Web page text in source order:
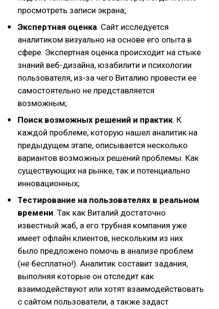
просмотреть записи экрана;
Экспертная оценка. Сайт исследуется
аналитиком визуально на основе его опыта в
сфере. Экспертная оценка происходит на стыке
знаний веб-дизайна, юзабилити и психологии
пользователя, из-за чего Виталию провести ее
самостоятельно не представляется
возможным;
Поиск возможных решений и практик. К
каждой проблеме, которую нашел аналитик на
предыдущем этапе, описывается несколько
вариантов возможных решений проблемы. Как
существующих на рынке, так и потенциально
инновационных;
Тестирование на пользователях в реальном
времени. Так как Виталий достаточно
известный жаб, а его трубная компания уже
имеет офлайн клиентов, нескольким из них
было предложено помочь в анализе проблем
(не бесплатно!). Аналитик составит задания,
выполняя которые он отследит как
взаимодействуют или хотят взаимодействовать
с сайтом пользователи, а также задаст